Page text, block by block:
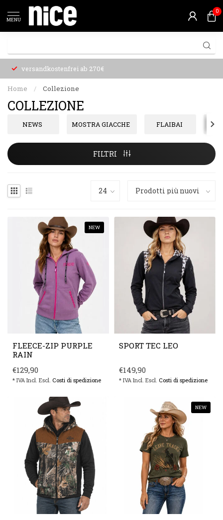
MENU
0
versandkostenfrei ab 270€
Home / Collezione
COLLEZIONE
NEWS MOSTRA GIACCHE FLAIBAI
FILTRI
NEW
FLEECE-ZIP PURPLE
RAIN
€129,90
* IVA Incl. Escl. Costi di spedizione
SPORT TEC LEO
€149,90
* IVA Incl. Escl. Costi di spedizione
NEW